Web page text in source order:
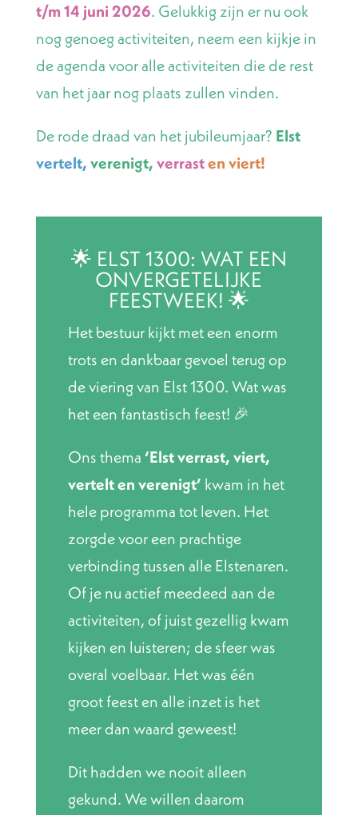
t/m 14 juni 2026. Gelukkig zijn er nu ook
nog genoeg activiteiten, neem een kijkje in
de agenda voor alle activiteiten die de rest
van het jaar nog plaats zullen vinden.
De rode draad van het jubileumjaar? Elst
vertelt, verenigt, verrasten viert!
🌟 ELST 1300: WAT EEN
ONVERGETELIJKE
FEESTWEEK! 🌟
Het bestuur kijkt met een enorm
trots en dankbaar gevoel terug op
de viering van Elst 1300. Wat was
het een fantastisch feest! 🎉
Ons thema ‘Elst verrast, viert,
vertelt en verenigt’ kwam in het
hele programma tot leven. Het
zorgde voor een prachtige
verbinding tussen alle Elstenaren.
Of je nu actief meedeed aan de
activiteiten, of juist gezellig kwam
kijken en luisteren; de sfeer was
overal voelbaar. Het was één
groot feest en alle inzet is het
meer dan waard geweest!
Dit hadden we nooit alleen
gekund. We willen daarom